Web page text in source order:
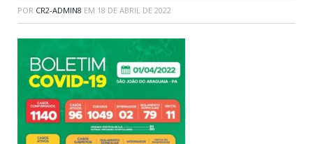
POR CR2-ADMIN8 EM 18 DE ABRIL DE 2022